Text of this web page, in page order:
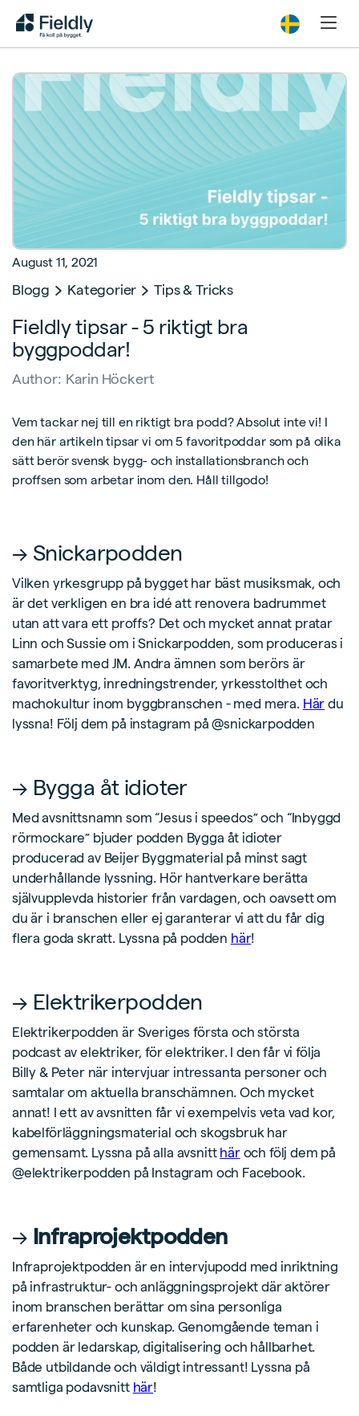
August 11, 2021
Blogg Kategorier Tips & Tricks
Fieldly tipsar - 5 riktigt bra
byggpoddar!
Author: Karin Höckert
Vem tackar nej till en riktigt bra podd? Absolut inte vi! I
den här artikeln tipsar vi om 5 favoritpoddar som på olika
sätt berör svensk bygg- och installationsbranch och
proffsen som arbetar inom den. Håll tillgodo!
→ Snickarpodden
Vilken yrkesgrupp på bygget har bäst musiksmak, och
är det verkligen en bra idé att renovera badrummet
utan att vara ett proffs? Det och mycket annat pratar
Linn och Sussie om i Snickarpodden, som produceras i
samarbete med JM. Andra ämnen som berörs är
favoritverktyg, inredningstrender, yrkesstolthet och
machokultur inom byggbranschen - med mera. Här du
lyssna! Följ dem på instagram på @snickarpodden
→ Bygga åt idioter
Med avsnittsnamn som “Jesus i speedos” och “Inbyggd
rörmockare” bjuder podden Bygga åt idioter
producerad av Beijer Byggmaterial på minst sagt
underhållande lyssning. Hör hantverkare berätta
självupplevda historier från vardagen, och oavsett om
du är i branschen eller ej garanterar vi att du får dig
flera goda skratt. Lyssna på podden här!
→ Elektrikerpodden
Elektrikerpodden är Sveriges första och största
podcast av elektriker, för elektriker. I den får vi följa
Billy & Peter när intervjuar intressanta personer och
samtalar om aktuella branschämnen. Och mycket
annat! I ett av avsnitten får vi exempelvis veta vad kor,
kabelförläggningsmaterial och skogsbruk har
gemensamt. Lyssna på alla avsnitt häroch följ dem på
@elektrikerpodden på Instagram och Facebook.
→ Infraprojektpodden
Infraprojektpodden är en intervjupodd med inriktning
på infrastruktur- och anläggningsprojekt där aktörer
inom branschen berättar om sina personliga
erfarenheter och kunskap. Genomgående teman i
podden är ledarskap, digitalisering och hållbarhet.
Både utbildande och väldigt intressant! Lyssna på
samtliga podavsnitt här!